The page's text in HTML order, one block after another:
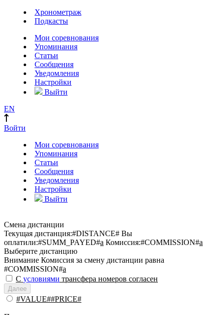
Хронометраж
Подкасты
Мои соревнования
Упоминания
Статьи
Сообщения
Уведомления
Настройки
Выйти
EN
Войти
Мои соревнования
Упоминания
Статьи
Сообщения
Уведомления
Настройки
Выйти
Смена дистанции
Текущая дистанция:#DISTANCE# Вы
оплатили:#SUMM_PAYED#a Комиссия:#COMMISSION#a
Выберите дистанцию
Внимание Комиссия за смену дистанции равна
#COMMISSION#a
С условиями трансфера номеров согласен
Далее
#VALUE##PRICE#